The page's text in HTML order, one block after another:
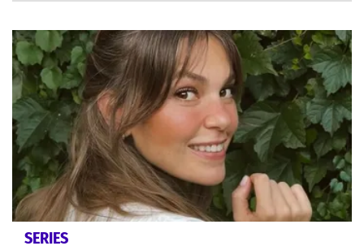
SERIES